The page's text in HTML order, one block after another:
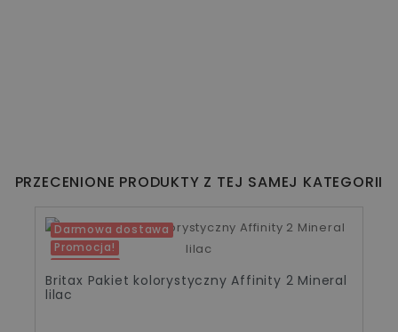
PRZECENIONE PRODUKTY Z TEJ SAMEJ KATEGORII
Darmowa dostawa
Promocja!
-206,00 zł
Britax Pakiet kolorystyczny Affinity 2 Mineral
lilac